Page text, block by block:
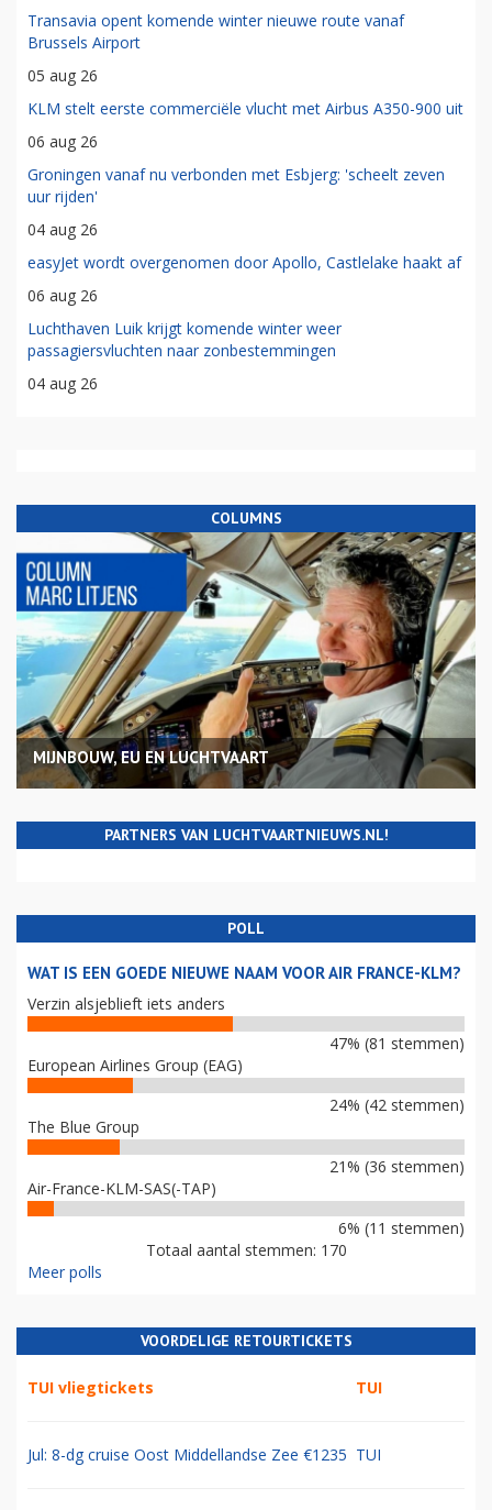
Transavia opent komende winter nieuwe route vanaf
Brussels Airport
05 aug 26
KLM stelt eerste commerciële vlucht met Airbus A350-900 uit
06 aug 26
Groningen vanaf nu verbonden met Esbjerg: 'scheelt zeven
uur rijden'
04 aug 26
easyJet wordt overgenomen door Apollo, Castlelake haakt af
06 aug 26
Luchthaven Luik krijgt komende winter weer
passagiersvluchten naar zonbestemmingen
04 aug 26
COLUMNS
MIJNBOUW, EU EN LUCHTVAART
PARTNERS VAN LUCHTVAARTNIEUWS.NL!
POLL
WAT IS EEN GOEDE NIEUWE NAAM VOOR AIR FRANCE-KLM?
Verzin alsjeblieft iets anders
47% (81 stemmen)
European Airlines Group (EAG)
24% (42 stemmen)
The Blue Group
21% (36 stemmen)
Air-France-KLM-SAS(-TAP)
6% (11 stemmen)
Totaal aantal stemmen: 170
Meer polls
VOORDELIGE RETOURTICKETS
TUI vliegtickets TUI
Jul: 8-dg cruise Oost Middellandse Zee €1235 TUI